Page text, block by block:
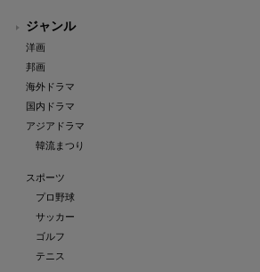
ジャンル
洋画
邦画
海外ドラマ
国内ドラマ
アジアドラマ
韓流まつり
スポーツ
プロ野球
サッカー
ゴルフ
テニス